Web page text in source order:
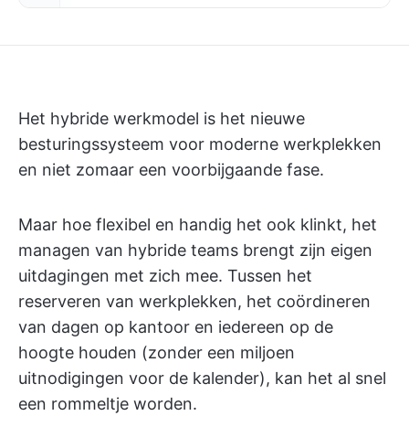
Het hybride werkmodel is het nieuwe
besturingssysteem voor moderne werkplekken
en niet zomaar een voorbijgaande fase.
Maar hoe flexibel en handig het ook klinkt, het
managen van hybride teams brengt zijn eigen
uitdagingen met zich mee. Tussen het
reserveren van werkplekken, het coördineren
van dagen op kantoor en iedereen op de
hoogte houden (zonder een miljoen
uitnodigingen voor de kalender), kan het al snel
een rommeltje worden.